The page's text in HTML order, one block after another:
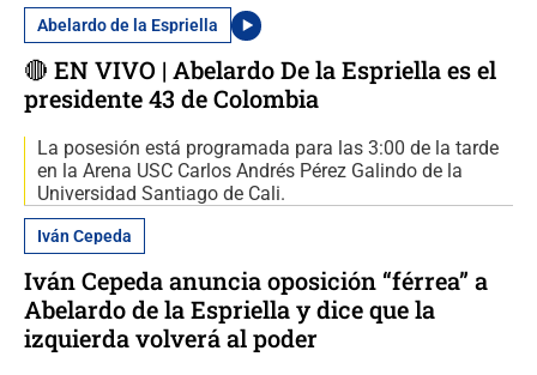
Abelardo de la Espriella
🔴 EN VIVO | Abelardo De la Espriella es el
presidente 43 de Colombia
La posesión está programada para las 3:00 de la tarde
en la Arena USC Carlos Andrés Pérez Galindo de la
Universidad Santiago de Cali.
Iván Cepeda
Iván Cepeda anuncia oposición “férrea” a
Abelardo de la Espriella y dice que la
izquierda volverá al poder